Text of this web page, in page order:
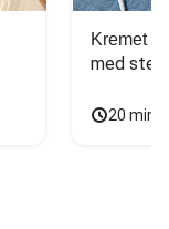
Kremet
med
20